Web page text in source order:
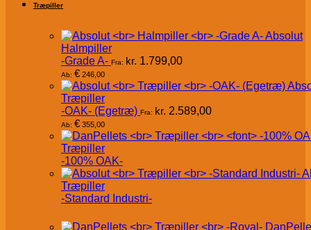
Træpiller
Absolut
Halmpiller
-Grade A- Fra: kr. 1.799,00
Ab: € 246,00
Træpiller
-OAK- (Egetræ) Fra: kr. 2.589,00
Ab: € 355,00
Træpiller
-100% OAK-
Træpiller
-Standard Industri-